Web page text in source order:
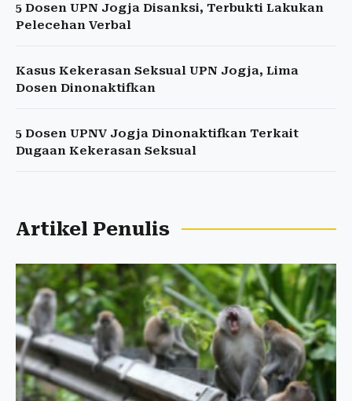
5 Dosen UPN Jogja Disanksi, Terbukti Lakukan
Pelecehan Verbal
Kasus Kekerasan Seksual UPN Jogja, Lima
Dosen Dinonaktifkan
5 Dosen UPNV Jogja Dinonaktifkan Terkait
Dugaan Kekerasan Seksual
Artikel Penulis